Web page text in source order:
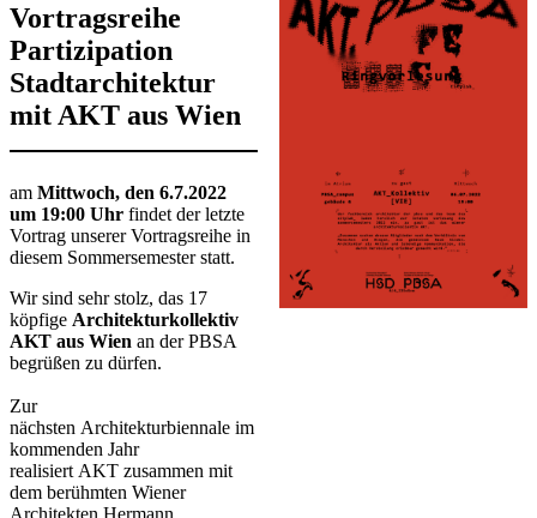
Vortragsreihe
Partizipation
Stadtarchitektur
mit AKT aus Wien
​​​​​​​​​am Mittwoch, den 6.7.2022
um 19:00 Uhr findet der letzte
Vortrag unserer Vortragsreihe in
diesem Sommersemester statt.
Wir sind sehr stolz, das 17
köpfige Architekturkollektiv
AKT aus Wien an der PBSA
begrüßen zu dürfen.
Zur
nächsten Architekturbiennale im
kommenden Jahr
realisiert AKT zusammen mit
dem berühmten Wiener
Architekten Hermann